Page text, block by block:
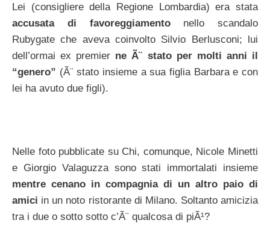
Lei (consigliere della Regione Lombardia) era stata
accusata di favoreggiamento nello scandalo
Rubygate che aveva coinvolto Silvio Berlusconi; lui
dell’ormai ex premier ne Ã¨ stato per molti anni il
“genero” (Ã¨ stato insieme a sua figlia Barbara e con
lei ha avuto due figli).
Nelle foto pubblicate su Chi, comunque, Nicole Minetti
e Giorgio Valaguzza sono stati immortalati insieme
mentre cenano in compagnia di un altro paio di
amici in un noto ristorante di Milano. Soltanto amicizia
tra i due o sotto sotto c’Ã¨ qualcosa di piÃ¹?